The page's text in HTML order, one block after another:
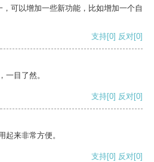
可以增加一些新功能，比如增加一个自
支持[0] 反对[0]
一目了然。
支持[0] 反对[0]
起来非常方便。
支持[0] 反对[0]